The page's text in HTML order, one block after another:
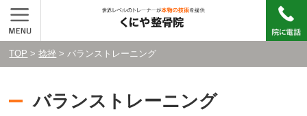
TOP >捻挫 > バランストレーニング
バランストレーニング